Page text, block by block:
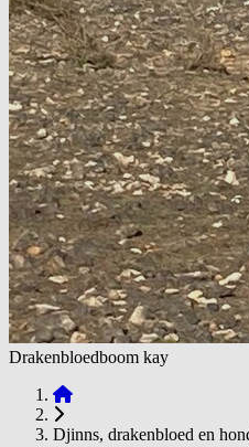
Drakenbloedboom kay
Djinns, drakenbloed en